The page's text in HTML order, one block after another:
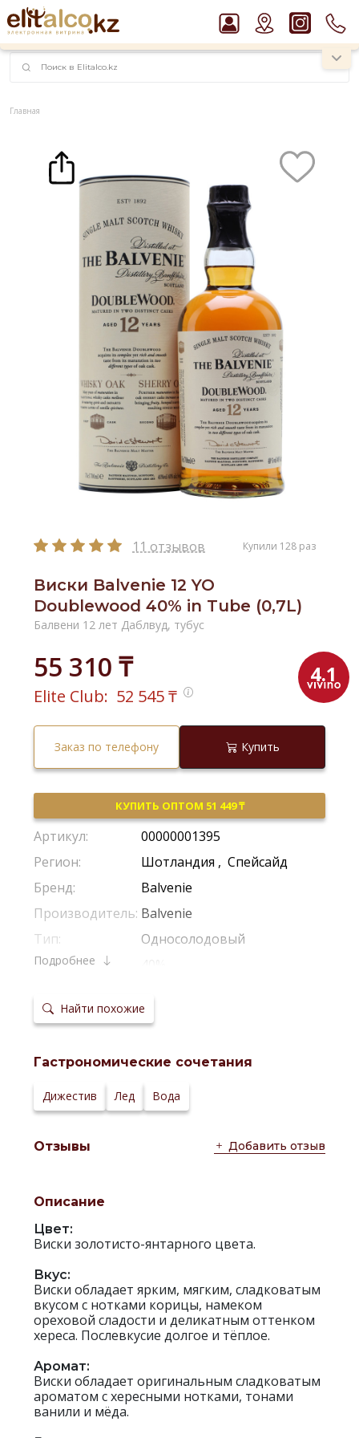
наименований!
instagram.com/rojo.kz
Рекомендуем
Водка Smirnoff Red Vodka 37,5%
Пиво Guinness Draught 4,2% Can
Джин Gordon`s London Dry Gin 37,5%
Виски Talisker 10 YO Malt 45,8% in Box
Ром Captain Morgan White 37,5%
Главная
11 отзывов Купили 128 раз
Виски Balvenie 12 YO
Doublewood 40% in Tube (0,7L)
Балвени 12 лет Даблвуд, тубус
55 310 ₸ 4.1
Elite Club: 52 545₸
Заказ по телефону Купить
КУПИТЬ ОПТОМ 51 449 ₸
Артикул:
00000001395
Регион:
Шотландия , Спейсайд
Бренд:
Balvenie
Производитель: Balvenie
Тип:
Односолодовый
Крепость:
Выдержка:
12 Лет
бочках:
Температура
18-20°С
Сайт
производителя:
Подробнее
Найти похожие
Гастрономические сочетания
Дижестив Лед Вода
Отзывы Добавить отзыв
Описание
Цвет:
Виски золотисто-янтарного цвета.
Вкус:
Виски обладает ярким, мягким, сладковатым
вкусом с нотками корицы, намеком
ореховой сладости и деликатным оттенком
хереса. Послевкусие долгое и тёплое.
Аромат:
Виски обладает оригинальным сладковатым
ароматом с хересными нотками, тонами
ванили и мёда.